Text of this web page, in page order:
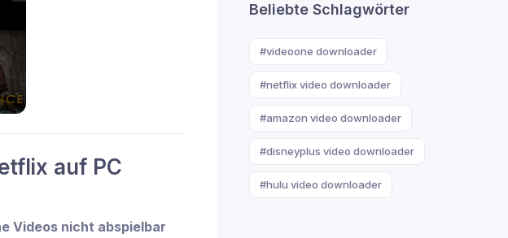
auf PC
Videos nicht abspielbar
Beliebte Schlagwörter
#videoone downloader
#netflix video downloader
#amazon video downloader
#disneyplus video downloader
#hulu video downloader